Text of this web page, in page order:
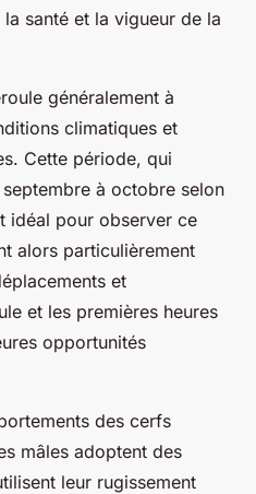
santé et la vigueur de la
généralement à
climatiques et
Cette période, qui
septembre à octobre selon
idéal pour observer ce
alors particulièrement
et
et les premières heures
opportunités
des cerfs
mâles adoptent des
leur rugissement